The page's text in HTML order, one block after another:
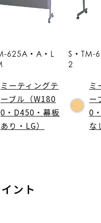
625A・A・L
ミーティングテ
ーブル（W180
0・D450・幕板
あり・LG）
S・TM-
2
ミ
ー
0
な
ント